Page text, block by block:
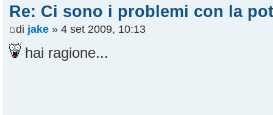
Re: Ci sono i problemi con la
di jake » 4 set 2009, 10:13
hai ragione...